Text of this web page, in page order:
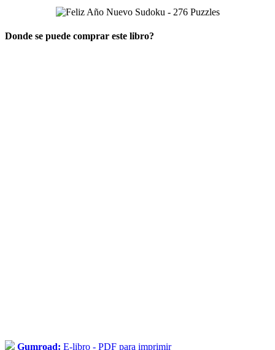
Donde se puede comprar este libro?
Gumroad: E-libro - PDF para imprimir